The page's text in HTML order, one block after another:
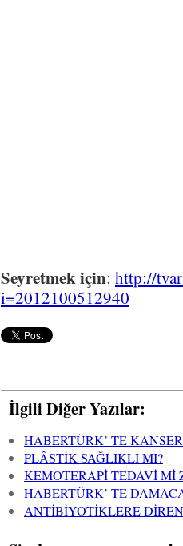
Seyretmek için: http://
i=2012100512940
İlgili Diğer Yazılar:
HABERTÜRK’ TE
PLÂSTİK SAĞLIKLI MI?
KEMOTERAPİ TEDAVİ Mİ
HABERTÜRK’ TE
ANTİBİYOTİKLERE